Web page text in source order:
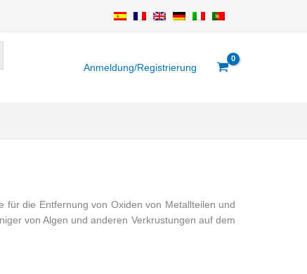
Anmeldung/Registrierung
die Entfernung von Oxiden von Metallteilen und
von Algen und anderen Verkrustungen auf dem